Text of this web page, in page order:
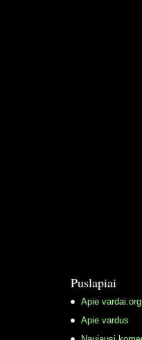
Puslapiai
Apie vardai.org
Apie vardus